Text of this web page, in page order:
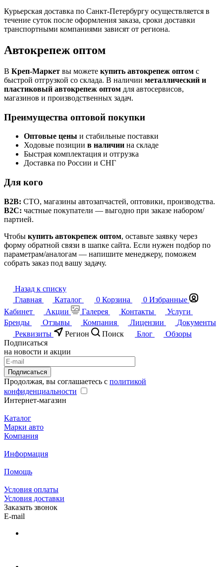
Курьерская доставка по Санкт-Петербургу осуществляется в
течение суток после оформления заказа, сроки доставки
транспортными компаниями зависят от региона.
Автокрепеж оптом
В Креп-Маркет вы можете купить автокрепеж оптом с
быстрой отгрузкой со склада. В наличии металлический и
пластиковый автокрепеж оптом для автосервисов,
магазинов и производственных задач.
Преимущества оптовой покупки
Оптовые цены и стабильные поставки
Ходовые позиции в наличии на складе
Быстрая комплектация и отгрузка
Доставка по России и СНГ
Для кого
B2B: СТО, магазины автозапчастей, оптовики, производства.
B2C: частные покупатели — выгодно при заказе набором/
партией.
Чтобы купить автокрепеж оптом, оставьте заявку через
форму обратной связи в шапке сайта. Если нужен подбор по
параметрам/аналогам — напишите менеджеру, поможем
собрать заказ под вашу задачу.
Назад к списку
Главная
Каталог 0 Корзина 0 Избранные
Кабинет
Акции Галерея Контакты
Услуги
Бренды
Отзывы Компания Лицензии
Документы
Реквизиты
Регион Поиск Блог
Обзоры
Подписаться
на новости и акции
Подписаться
Продолжая, вы соглашаетесь с политикой
конфиденциальности
Интернет-магазин
Каталог
Марки авто
Компания
Информация
Помощь
Условия оплаты
Условия доставки
Заказать звонок
E-mail